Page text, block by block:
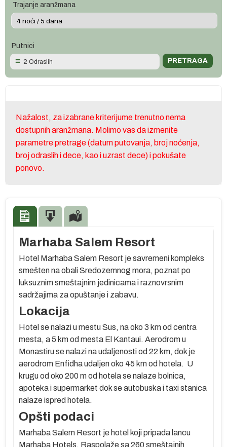
Trajanje aranžmana
Putnici
2 Odraslih
Nažalost, za izabrane kriterijume trenutno nema
dostupnih aranžmana. Molimo vas da izmenite
parametre pretrage (datum putovanja, broj noćenja,
broj odraslih i dece, kao i uzrast dece) i pokušate
ponovo.
Marhaba Salem Resort
Hotel Marhaba Salem Resort je savremeni kompleks
smešten na obali Sredozemnog mora, poznat po
luksuznim smeštajnim jedinicama i raznovrsnim
sadržajima za opuštanje i zabavu.
Lokacija
Hotel se nalazi u mestu Sus, na oko 3 km od centra
mesta, a 5 km od mesta El Kantaui. Aerodrom u
Monastiru se nalazi na udaljenosti od 22 km, dok je
aerodrom Enfidha udaljen oko 45 km od hotela. U
krugu od oko 200 m od hotela se nalaze bolnica,
apoteka i supermarket dok se autobuska i taxi stanica
nalaze ispred hotela.
Opšti podaci
Marhaba Salem Resort je hotel koji pripada lancu
Marhaba Hotels. Raspolaže sa 260 smeštajnih